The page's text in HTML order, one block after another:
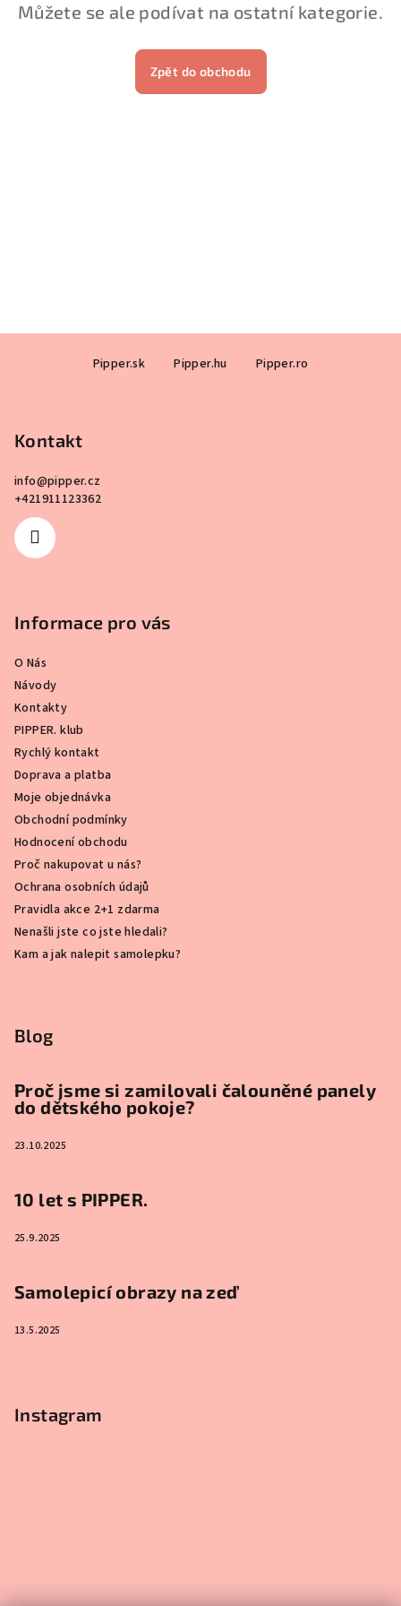
Můžete se ale podívat na ostatní kategorie.
Zpět do obchodu
Pipper.sk Pipper.hu Pipper.ro
Kontakt
info@pipper.cz
+421911123362
Informace pro vás
O Nás
Návody
Kontakty
PIPPER. klub
Rychlý kontakt
Doprava a platba
Moje objednávka
Obchodní podmínky
Hodnocení obchodu
Proč nakupovat u nás?
Ochrana osobních údajů
Pravidla akce 2+1 zdarma
Nenašli jste co jste hledali?
Kam a jak nalepit samolepku?
Blog
Proč jsme si zamilovali čalouněné panely
do dětského pokoje?
23.10.2025
10 let s PIPPER.
25.9.2025
Samolepicí obrazy na zeď
13.5.2025
Instagram